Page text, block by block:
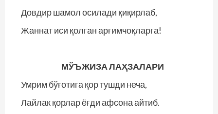
Довдир шамол осилади қиқирлаб,
Жаннат иси қолган арғимчоқларга!
МЎЪЖИЗА ЛАҲЗАЛАРИ
Умрим бўғотига қор тушди неча,
Лайлак қорлар ёғди афсона айтиб.